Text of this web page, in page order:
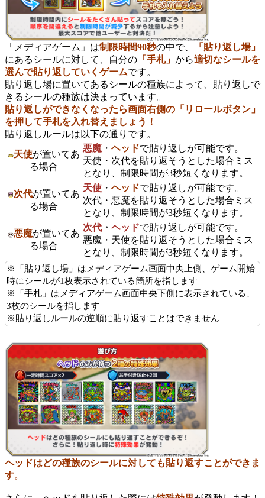
「メディアゲーム」は制限時間90秒の中で、
「貼り返し場」
にあるシールに対して、自分の 「手札」 から適切なシールを
選んで貼り返していくゲームです。
貼り返し場に置いてあるシールの種族によって、貼り返しで
きるシールの種族は決まっています。
貼り返しができなくなったら画面右側の「リロールボタン」
を押して手札を入れ替えましょう！
貼り返しルールは以下の通りです。
天使が置いてあ
る場合
悪魔・ ヘッドで貼り返しが可能です。
天使・次代を貼り返そうとした場合ミス
となり、制限時間が3秒短くなります。
次代が置いてあ
る場合
天使 ・ ヘッドで貼り返しが可能です。
次代・悪魔を貼り返そうとした場合ミス
となり、制限時間が3秒短くなります。
悪魔が置いてあ
る場合
次代 ・ ヘッドで貼り返しが可能です。
悪魔・天使を貼り返そうとした場合ミス
となり、制限時間が3秒短くなります。
※「貼り返し場」はメディアゲーム画面中央上側、ゲーム開始
時にシールが1枚表示されている箇所を指します
※「手札」はメディアゲーム画面中央下側に表示されている、
3枚のシールを指します
※貼り返しルールの逆順に貼り返すことはできません
ヘッドはどの種族のシールに対しても貼り返すことができま
す。